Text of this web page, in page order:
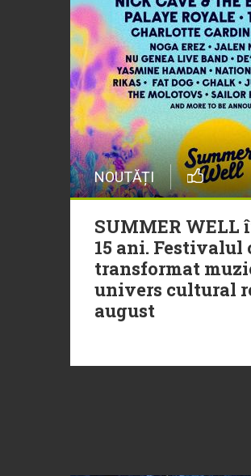
NOUTĂȚI
SUMMER WELL
15 ani. Festivalul
transformat
univers cultural
august